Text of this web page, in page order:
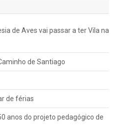
de Aves vai passar a ter Vila na
de Santiago
de férias
anos do projeto pedagógico de